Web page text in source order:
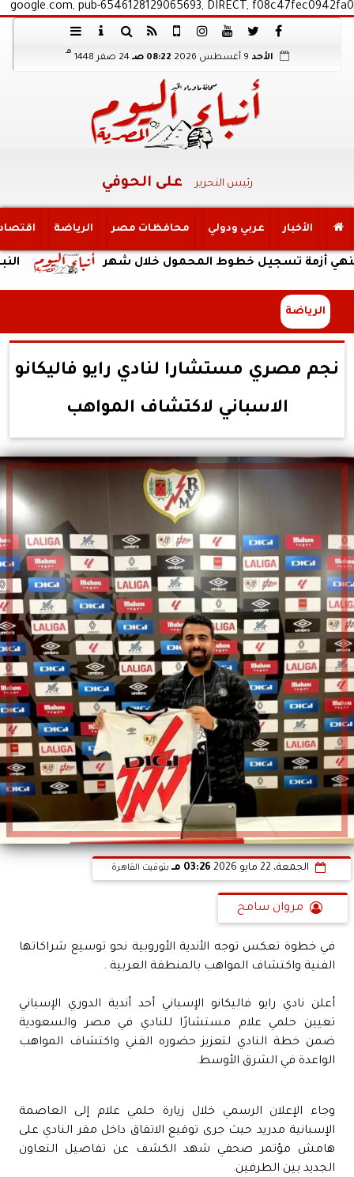
google.com, pub-6546128129065693, DIRECT, f08c47fec0942fa0
الأحد 08:22 صـ 24 صفر 1448
هـ
رئيس التحرير على الحوفي
الأخبار عربي ودولي محافظات مصر الرياضة
النبؤة تسجيل خطوط المحمول خلال شهر
الرياضة
نجم مصري مستشارا لنادي رايو فاليكانو
الاسباني لاكتشاف المواهب
الجمعة، 22 مايو 2026 03:26 مـ بتوقيت القاهرة
مروان سامح
في خطوة تعكس توجه الأندية الأوروبية نحو توسيع شراكاتها
الفنية واكتشاف المواهب بالمنطقة العربية .
أعلن نادي رايو فاليكانو الإسباني أحد أندية الدوري الإسباني
تعيين حلمي علام مستشارًا للنادي في مصر والسعودية
ضمن خطة النادي لتعزيز حضوره الفني واكتشاف المواهب
الواعدة في الشرق الأوسط.
وجاء الإعلان الرسمي خلال زيارة حلمي علام إلى العاصمة
الإسبانية مدريد حيث جرى توقيع الاتفاق داخل مقر النادي على
هامش مؤتمر صحفي شهد الكشف عن تفاصيل التعاون
الجديد بين الطرفين.